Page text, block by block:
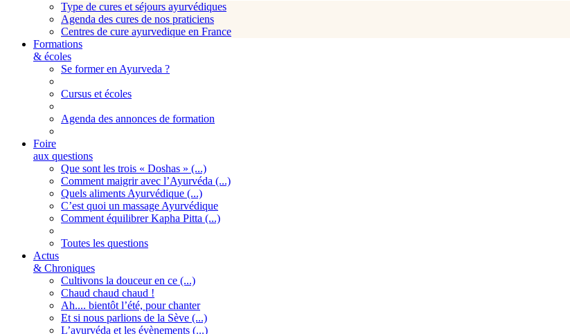
Type de cures et séjours ayurvédiques
Agenda des cures de nos praticiens
Centres de cure ayurvedique en France
Formations
& écoles
Se former en Ayurveda ?
Cursus et écoles
Agenda des annonces de formation
Foire
aux questions
Que sont les trois « Doshas » (...)
Comment maigrir avec l’Ayurvéda (...)
Quels aliments Ayurvédique (...)
C’est quoi un massage Ayurvédique
Comment équilibrer Kapha Pitta (...)
Toutes les questions
Actus
& Chroniques
Cultivons la douceur en ce (...)
Chaud chaud chaud !
Ah.... bientôt l’été, pour chanter
Et si nous parlions de la Sève (...)
L’ayurvéda et les évènements (...)